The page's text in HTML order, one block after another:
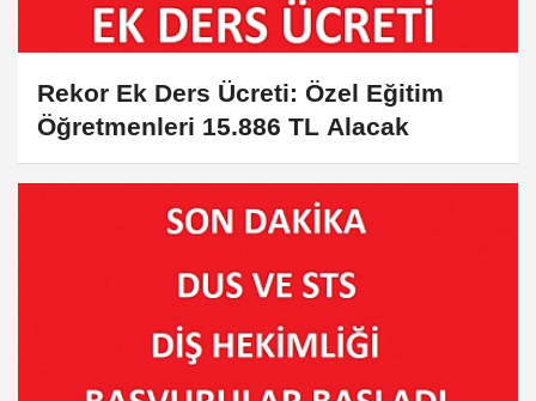
Rekor Ek Ders Ücreti: Özel Eğitim
Öğretmenleri 15.886 TL Alacak